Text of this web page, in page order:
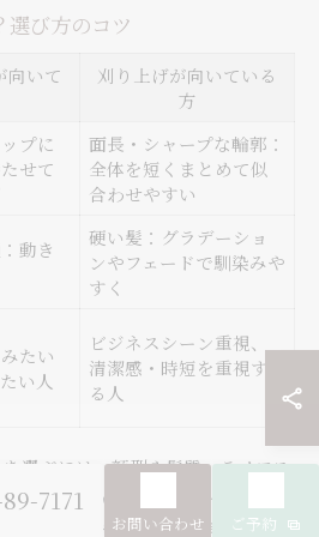
選び方のコツ
向いて
刈り上げが向いている
方
プに
せて
面長・シャープな輪郭：
全体を短くまとめて似
合わせやすい
動き
硬い髪：グラデーショ
ンやフェードで馴染みや
すく
たい
い人
ビジネスシーン重視、
清潔感・時短を重視す
る人
選ぶには、顔型や髪質、ライフス
丸顔や顔が小さい方はトップにボ
ロックがバランスよく見え、面長
7171
お問い合わせ ご予約